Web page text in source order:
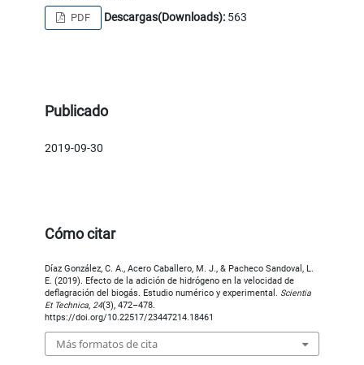
PDF Descargas(Downloads):563
Publicado
2019-09-30
Cómo citar
Díaz González, C. A., Acero Caballero, M. J., & Pacheco Sandoval, L.
E. (2019). Efecto de la adición de hidrógeno en la velocidad de
deflagración del biogás. Estudio numérico y experimental. Scientia
Et Technica,24(3), 472–478.
https://doi.org/10.22517/23447214.18461
Más formatos de cita